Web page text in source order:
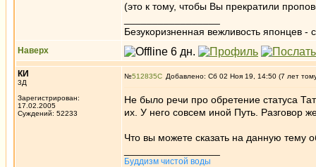
(это к тому, чтобы Вы прекратили
Безукоризненная вежливость японцев -
Наверх
КИ
3Д
Зарегистрирован:
17.02.2005
Суждений: 52233
№512835 Добавлено: Сб 02 Ноя 19, 14:50 (7 лет
Не было речи про обретение статуса
их. У него совсем иной Путь. Разговор
Что вы можете сказать на данную тему
Буддизм чистой воды